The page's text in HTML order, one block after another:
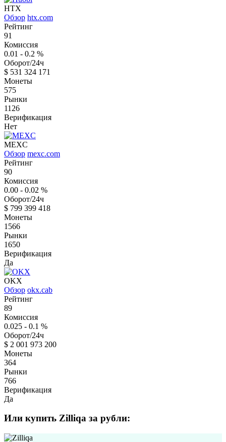
HTX
Обзор htx.com
Рейтинг
91
Комиссия
0.01 - 0.2 %
Оборот/24ч
$ 531 324 171
Монеты
575
Рынки
1126
Верификация
Нет
MEXC
Обзор mexc.com
Рейтинг
90
Комиссия
0.00 - 0.02 %
Оборот/24ч
$ 799 399 418
Монеты
1566
Рынки
1650
Верификация
Да
OKX
Обзор okx.cab
Рейтинг
89
Комиссия
0.025 - 0.1 %
Оборот/24ч
$ 2 001 973 200
Монеты
364
Рынки
766
Верификация
Да
Или купить Zilliqa за рубли: